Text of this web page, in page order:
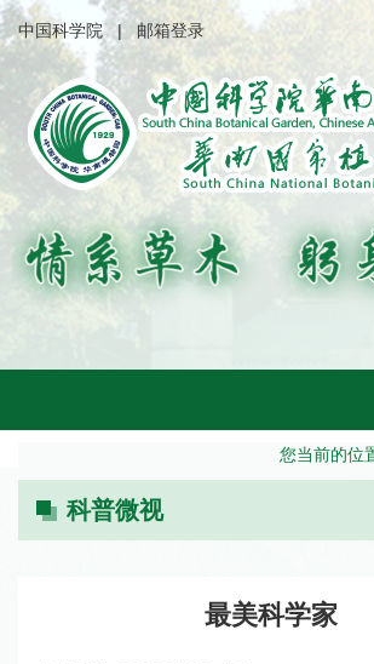
中国科学院 邮箱登录
您当前的位
科普微视
最美科学家